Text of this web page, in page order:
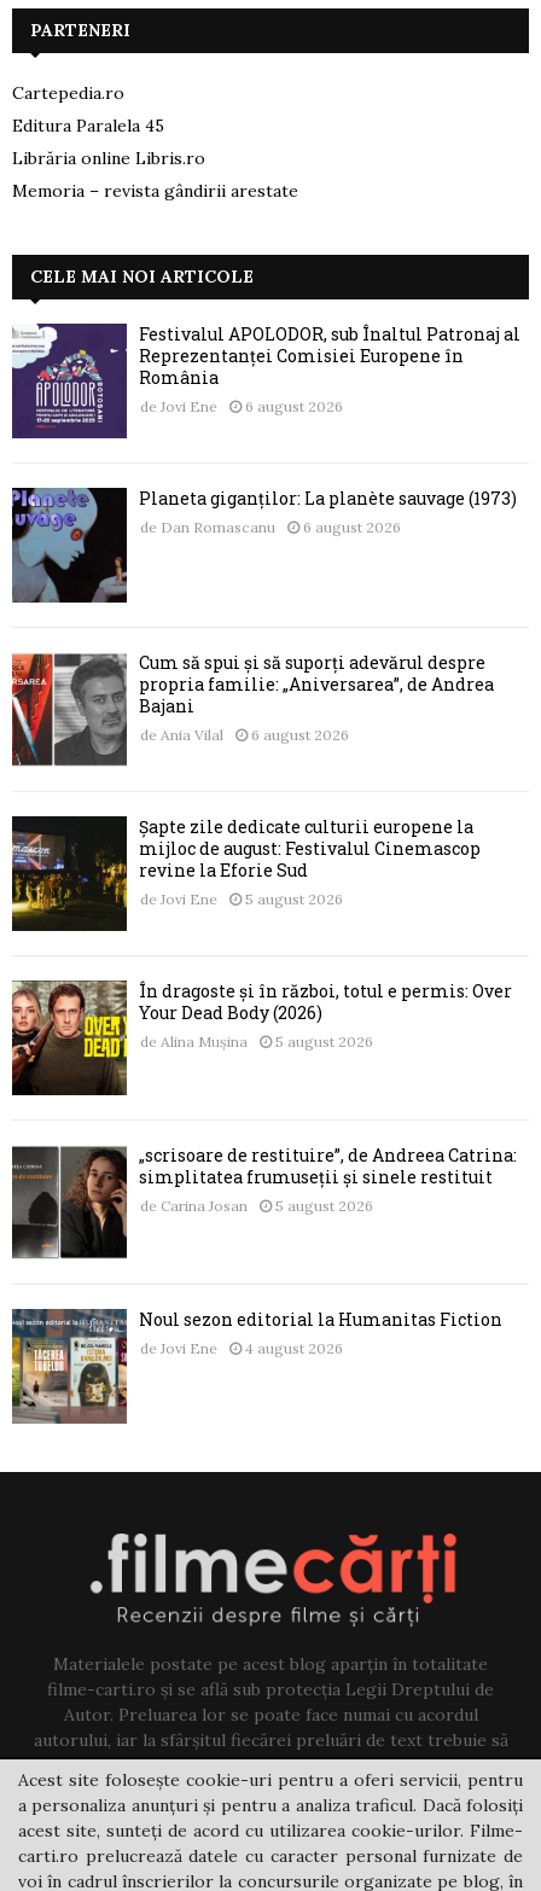
PARTENERI
Cartepedia.ro
Editura Paralela 45
Librăria online Libris.ro
Memoria – revista gândirii arestate
CELE MAI NOI ARTICOLE
Festivalul APOLODOR, sub Înaltul Patronaj al
Reprezentanței Comisiei Europene în
România
de Jovi Ene 6 august 2026
Planeta giganților: La planète sauvage (1973)
de Dan Romascanu 6 august 2026
Cum să spui și să suporți adevărul despre
propria familie: „Aniversarea”, de Andrea
Bajani
de Ania Vilal 6 august 2026
Șapte zile dedicate culturii europene la
mijloc de august: Festivalul Cinemascop
revine la Eforie Sud
de Jovi Ene 5 august 2026
În dragoste și în război, totul e permis: Over
Your Dead Body (2026)
de Alina Mușina 5 august 2026
„scrisoare de restituire”, de Andreea Catrina:
simplitatea frumuseții și sinele restituit
de Carina Josan 5 august 2026
Noul sezon editorial la Humanitas Fiction
de Jovi Ene 4 august 2026
Materialele postate pe acest blog aparțin în totalitate
filme-carti.ro și se află sub protecția Legii Dreptului de
Autor. Preluarea lor se poate face numai cu acordul
autorului, iar la sfârșitul fiecărei preluări de text trebuie să
existe un link către acest blog.
Contact us:jovi@filme-carti.ro
Acest site folosește cookie-uri pentru a oferi servicii, pentru
a personaliza anunțuri și pentru a analiza traficul. Dacă folosiți
acest site, sunteți de acord cu utilizarea cookie-urilor. Filme-
carti.ro prelucrează datele cu caracter personal furnizate de
voi în cadrul înscrierilor la concursurile organizate pe blog, în